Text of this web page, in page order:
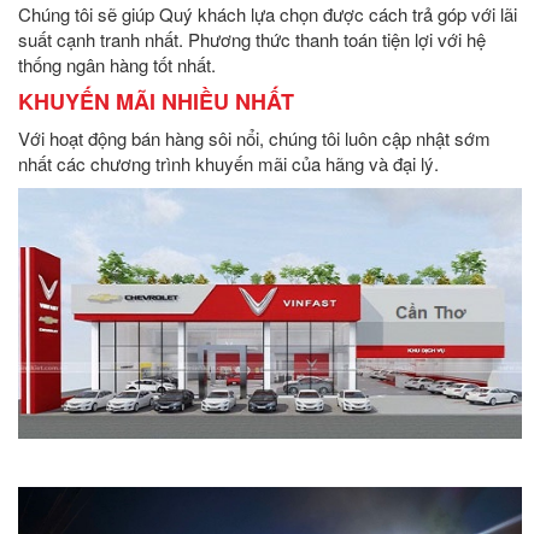
Chúng tôi sẽ giúp Quý khách lựa chọn được cách trả góp với lãi
suất cạnh tranh nhất. Phương thức thanh toán tiện lợi với hệ
thống ngân hàng tốt nhất.
KHUYẾN MÃI NHIỀU NHẤT
Với hoạt động bán hàng sôi nổi, chúng tôi luôn cập nhật sớm
nhất các chương trình khuyến mãi của hãng và đại lý.